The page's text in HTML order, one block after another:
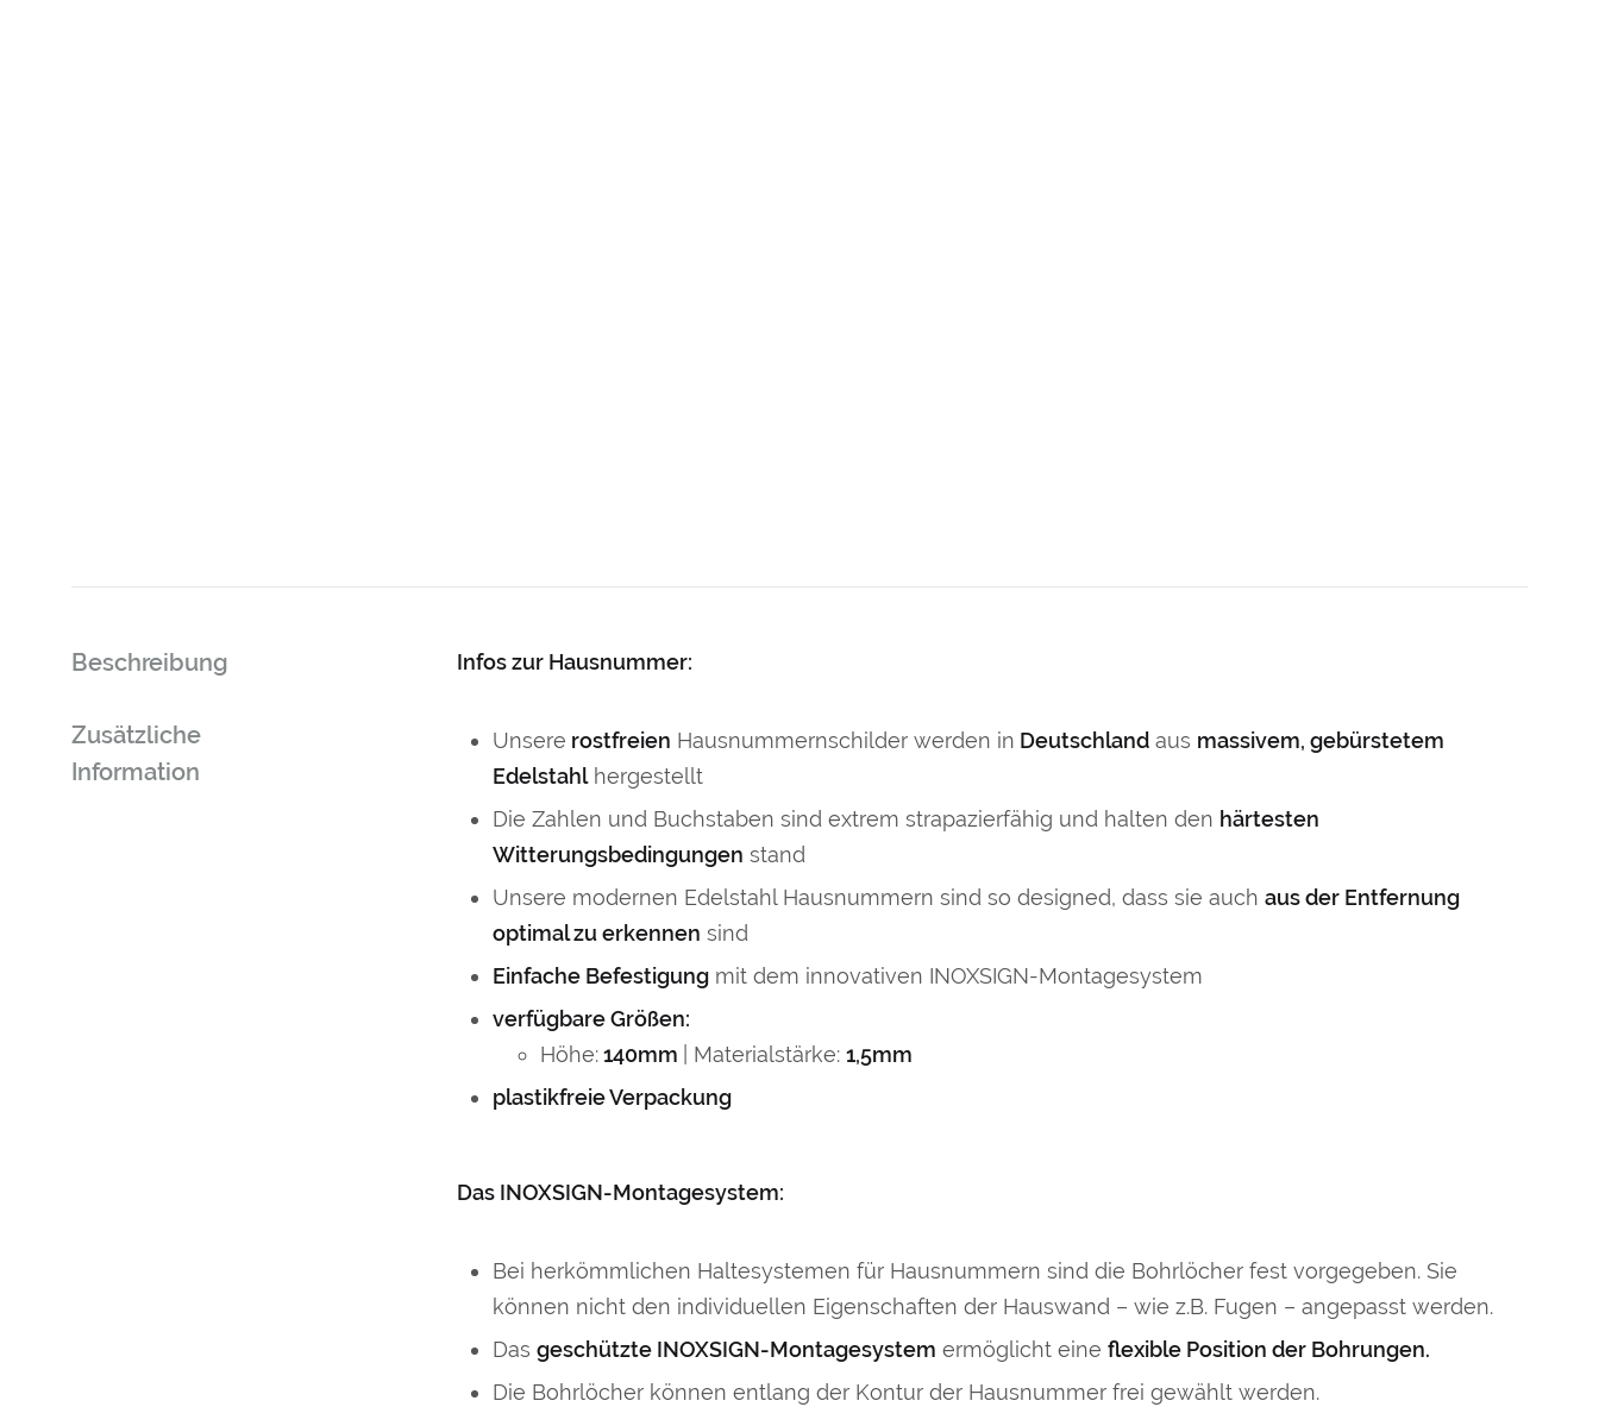
Beschreibung
Zusätzliche
Information
Infos zur Hausnummer:
Unsere rostfreien Hausnummernschilder werden in Deutschland aus massivem, gebürstetem
Edelstahlhergestellt
Die Zahlen und Buchstaben sind extrem strapazierfähig und halten den härtesten
Witterungsbedingungen stand
Unsere modernen Edelstahl Hausnummern sind so designed, dass sie auch aus der Entfernung
optimal zu erkennen sind
Einfache Befestigung mit dem innovativen INOXSIGN-Montagesystem
verfügbare Größen:
Höhe:140mm | Materialstärke: 1,5mm
plastikfreie Verpackung
Das INOXSIGN-Montagesystem:
Bei herkömmlichen Haltesystemen für Hausnummern sind die Bohrlöcher fest vorgegeben. Sie
können nicht den individuellen Eigenschaften der Hauswand – wie z.B. Fugen – angepasst werden.
Das geschützte INOXSIGN-Montagesystem ermöglicht eine flexible Position der Bohrungen.
Die Bohrlöcher können entlang der Kontur der Hausnummer frei gewählt werden.